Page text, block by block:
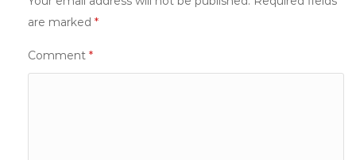
are marked *
Comment *